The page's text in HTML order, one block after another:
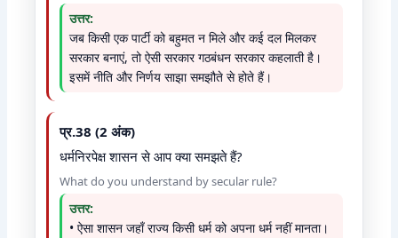
उत्तर:
जब किसी एक पार्टी को बहुमत न मिले और कई दल मिलकर
सरकार बनाएं, तो ऐसी सरकार गठबंधन सरकार कहलाती है।
इसमें नीति और निर्णय साझा समझौते से होते हैं।
प्र.38 (2 अंक)
धर्मनिरपेक्ष शासन से आप क्या समझते हैं?
What do you understand by secular rule?
उत्तर:
• ऐसा शासन जहाँ राज्य किसी धर्म को अपना धर्म नहीं मानता।